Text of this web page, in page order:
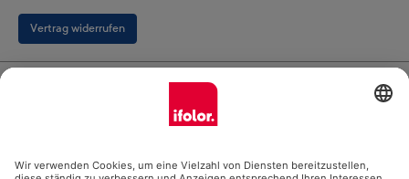
Vertrag widerrufen
Unsere Produkte